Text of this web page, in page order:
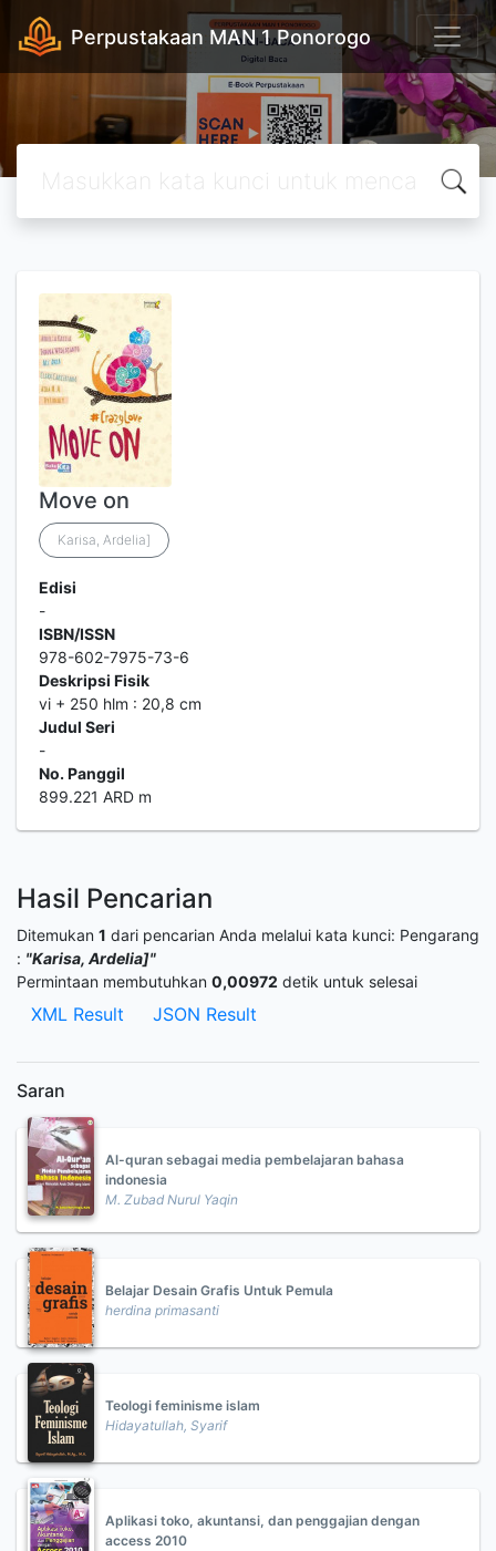
Perpustakaan MAN 1 Ponorogo
Move on
Karisa, Ardelia]
Edisi
-
ISBN/ISSN
978-602-7975-73-6
Deskripsi Fisik
vi + 250 hlm : 20,8 cm
Judul Seri
-
No. Panggil
899.221 ARD m
Hasil Pencarian
Ditemukan 1 dari pencarian Anda melalui kata kunci: Pengarang
: "Karisa, Ardelia]"
Permintaan membutuhkan 0,00972 detik untuk selesai
XML Result JSON Result
Saran
Al-quran sebagai media pembelajaran bahasa
indonesia
M. Zubad Nurul Yaqin
Belajar Desain Grafis Untuk Pemula
herdina primasanti
Teologi feminisme islam
Hidayatullah, Syarif
Aplikasi toko, akuntansi, dan penggajian dengan
access 2010